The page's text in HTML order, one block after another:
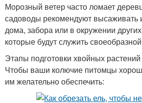
Морозный ветер часто ломает
садоводы рекомендуют высаживать
дома, забора или в окружении
которые будут служить
Этапы подготовки хвойных
Чтобы ваши колючие питомцы
им желательно обеспечить: